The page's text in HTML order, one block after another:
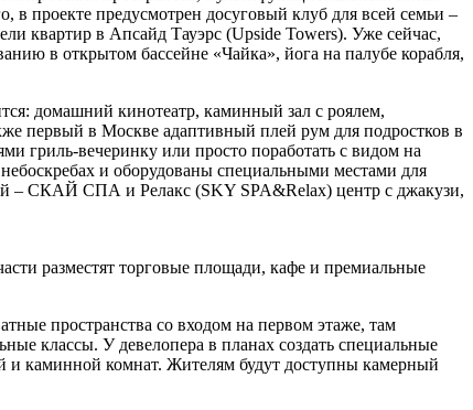
проекте предусмотрен досуговый клуб для всей семьи –
квартир в Апсайд Тауэрс (Upside Towers). Уже сейчас,
в открытом бассейне «Чайка», йога на палубе корабля,
домашний кинотеатр, каминный зал с роялем,
первый в Москве адаптивный плей рум для подростков в
гриль-вечеринку или просто поработать с видом на
и оборудованы специальными местами для
– СКАЙ СПА и Релакс (SKY SPA&Relax) центр c джакузи,
разместят торговые площади, кафе и премиальные
пространства со входом на первом этаже, там
классы. У девелопера в планах создать специальные
и каминной комнат. Жителям будут доступны камерный